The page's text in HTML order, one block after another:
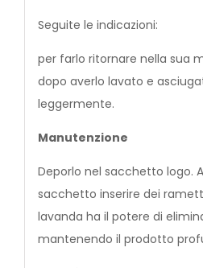
Seguite le indicazioni:
per farlo ritornare nella sua
dopo averlo lavato e
leggermente.
Manutenzione
Deporlo nel sacchetto logo.
sacchetto inserire dei
lavanda ha il potere di
mantenendo il prodotto